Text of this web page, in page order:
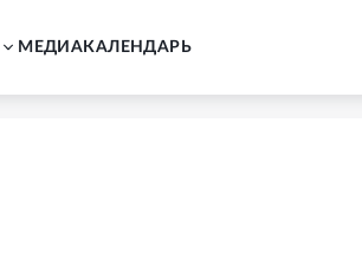
MЕДИА КАЛЕНДАРЬ